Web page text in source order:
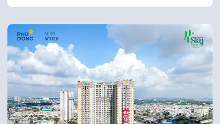
các khu vực tiện ích cũng đang từng bước được hoàn
bơi nước ấm tầng 4, khu vườn trên không…